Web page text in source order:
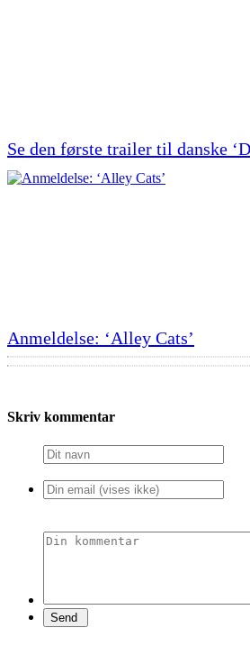
Se den første trailer til danske
Anmeldelse: ‘Alley Cats’
Skriv kommentar